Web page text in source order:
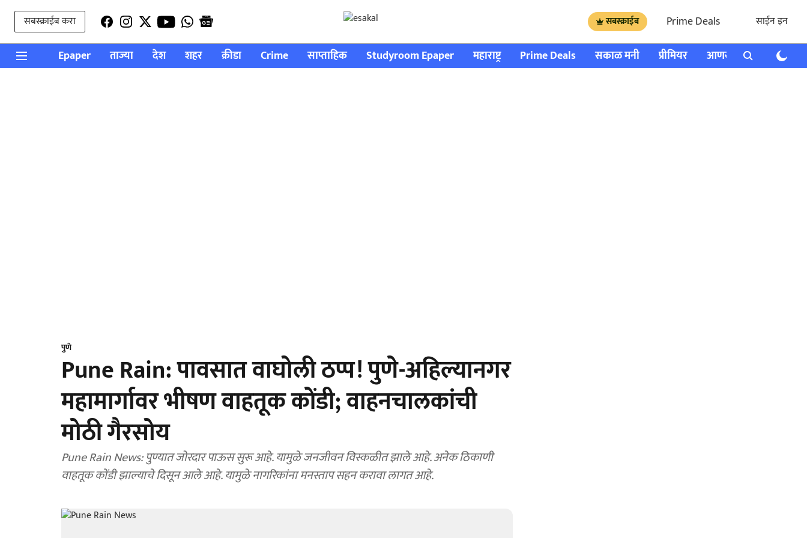
सबस्क्राईब करा सबस्क्राईब Prime Deals साईन इन
Epaper ताज्या देश शहर क्रीडा Crime साप्ताहिक Studyroom Epaper महाराष्ट्र Prime Deals सकाळ मनी प्रीमियर आणखी राशी भविष्य
पुणे
Pune Rain: पावसात वाघोली ठप्प! पुणे-अहिल्यानगर
महामार्गावर भीषण वाहतूक कोंडी; वाहनचालकांची
मोठी गैरसोय
Pune Rain News: पुण्यात जोरदार पाऊस सुरू आहे. यामुळे जनजीवन विस्कळीत झाले आहे. अनेक ठिकाणी
वाहतूक कोंडी झाल्याचे दिसून आले आहे. यामुळे नागरिकांना मनस्ताप सहन करावा लागत आहे.